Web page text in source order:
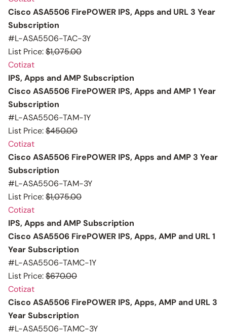
Cisco ASA5506 FirePOWER IPS, Apps and URL 3 Year
Subscription
#L-ASA5506-TAC-3Y
List Price:$1,075.00
Cotizat
IPS, Apps and AMP Subscription
Cisco ASA5506 FirePOWER IPS, Apps and AMP 1 Year
Subscription
#L-ASA5506-TAM-1Y
List Price:$450.00
Cotizat
Cisco ASA5506 FirePOWER IPS, Apps and AMP 3 Year
Subscription
#L-ASA5506-TAM-3Y
List Price:$1,075.00
Cotizat
IPS, Apps and AMP Subscription
Cisco ASA5506 FirePOWER IPS, Apps, AMP and URL 1
Year Subscription
#L-ASA5506-TAMC-1Y
List Price:$670.00
Cotizat
Cisco ASA5506 FirePOWER IPS, Apps, AMP and URL 3
Year Subscription
#L-ASA5506-TAMC-3Y